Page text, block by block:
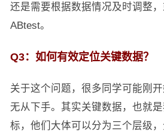
还是需要根据数据情况及时调整
ABtest。
Q3：如何有效定位关键数据？
关于这个问题，很多同学可能刚
无从下手。其实关键数据，也就
标，他们大体可以分为三个层级